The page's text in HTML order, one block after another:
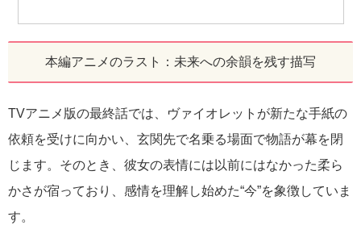
本編アニメのラスト：未来への余韻を残す描写
TVアニメ版の最終話では、ヴァイオレットが新たな手紙の
依頼を受けに向かい、玄関先で名乗る場面で物語が幕を閉
じます。そのとき、彼女の表情には以前にはなかった柔ら
かさが宿っており、感情を理解し始めた“今”を象徴していま
す。